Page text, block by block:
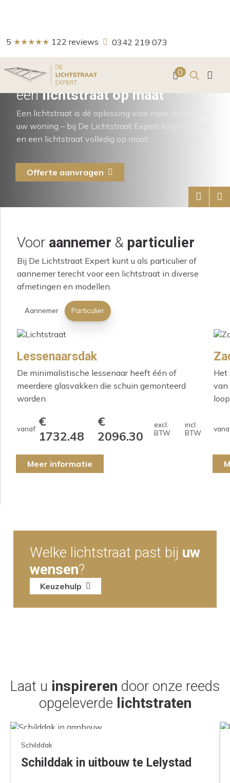
5 ★★★★★ 122 reviews 0342 219 073
0 Zoeken
Haal daglicht
eenlichtstraat op maat
Een lichtstraat is dé oplossing voor meer daglicht in
uw woning – bij De Lichtstraat Expert krijgt u advies
en een lichtstraat volledig op maat.
Offerte aanvragen
Voor aannemer & particulier
Bij De Lichtstraat Expert kunt u als particulier of
aannemer terecht voor een lichtstraat in diverse
afmetingen en modellen.
Aannemer Particulier
Lessenaarsdak
De minimalistische lessenaar heeft één of
meerdere glasvakken die schuin gemonteerd
worden.
vanaf €
1732.48
€
2096.30
excl.
BTW
incl.
BTW
Meer informatie
Het
van
Welke lichtstraat past bij uw
wensen?
Keuzehulp
Laat u inspireren door onze reeds
opgeleverde lichtstraten
Schilddak
Schilddak in uitbouw te Lelystad